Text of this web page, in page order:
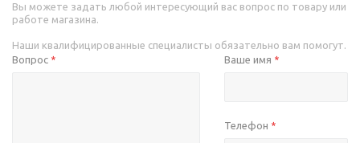
Вы можете задать любой интересующий вас вопрос по товару или
работе магазина.
Наши квалифицированные специалисты обязательно вам помогут.
Вопрос * Ваше имя *
Телефон *